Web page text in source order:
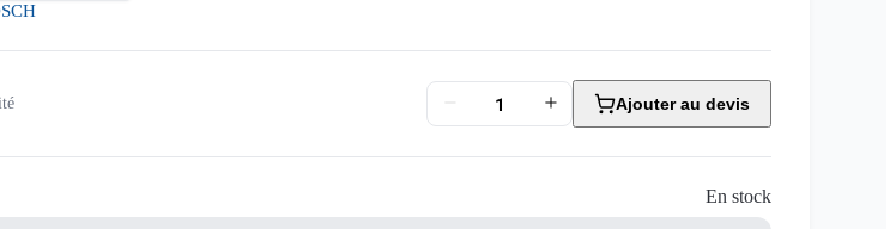
Ajouter au devis
En stock